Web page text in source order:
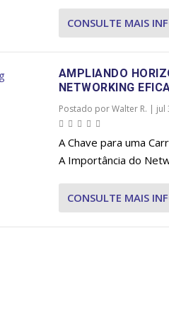
CONSULTE MAIS
AMPLIANDO
NETWORKING
Postado porWalter R. | jul
A Chave para uma
A Importância do
CONSULTE MAIS